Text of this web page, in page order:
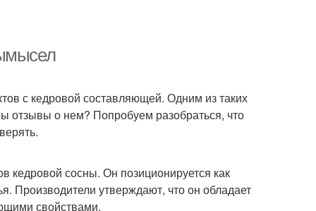
с кедровой составляющей. Одним из таких
отзывы о нем? Попробуем разобраться, что
кедровой сосны. Он позиционируется как
Производители утверждают, что он обладает
свойствами.